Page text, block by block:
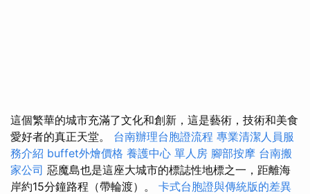
這個繁華的城市充滿了文化和創新，這是藝術，技術和美食
愛好者的真正天堂。 台南辦理台胞證流程 專業清潔人員服
務介紹 buffet外燴價格 養護中心 單人房 腳部按摩 台南搬
家公司 惡魔島也是這座大城市的標誌性地標之一，距離海
岸約15分鐘路程（帶輪渡）。 卡式台胞證與傳統版的差異